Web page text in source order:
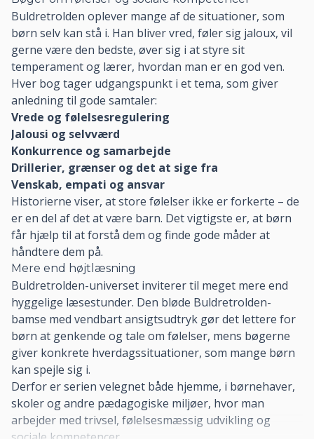
Buldretrolden oplever mange af de situationer, som
børn selv kan stå i. Han bliver vred, føler sig jaloux, vil
gerne være den bedste, øver sig i at styre sit
temperament og lærer, hvordan man er en god ven.
Hver bog tager udgangspunkt i et tema, som giver
anledning til gode samtaler:
Vrede og følelsesregulering
Jalousi og selvværd
Konkurrence og samarbejde
Drillerier, grænser og det at sige fra
Venskab, empati og ansvar
Historierne viser, at store følelser ikke er forkerte – de
er en del af det at være barn. Det vigtigste er, at børn
får hjælp til at forstå dem og finde gode måder at
håndtere dem på.
Mere end højtlæsning
Buldretrolden-universet inviterer til meget mere end
hyggelige læsestunder. Den bløde Buldretrolden-
bamse med vendbart ansigtsudtryk gør det lettere for
børn at genkende og tale om følelser, mens bøgerne
giver konkrete hverdagssituationer, som mange børn
kan spejle sig i.
Derfor er serien velegnet både hjemme, i børnehaver,
skoler og andre pædagogiske miljøer, hvor man
arbejder med trivsel, følelsesmæssig udvikling og